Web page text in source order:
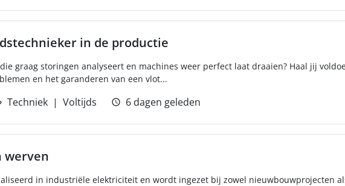
in de productie
graag storingen analyseert en machines weer perfect laat draaien? Haal jij
en het garanderen van een vlot...
Techniek Voltijds 6 dagen geleden
werven
in industriële elektriciteit en wordt ingezet bij zowel nieuwbouwprojecten